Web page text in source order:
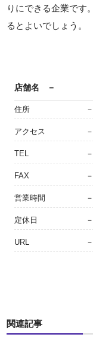
りにできる企業です
るとよいでしょう。
店舗名 －
住所 －
アクセス －
TEL －
FAX －
営業時間 －
定休日 －
URL －
関連記事